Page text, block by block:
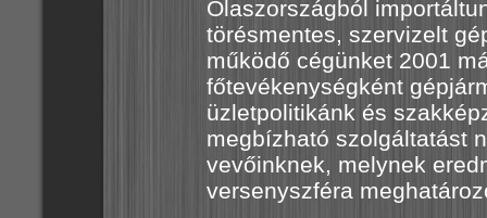
Olaszországból
törésmentes, szervizelt
működő cégünket 2001
főtevékenységként
üzletpolitikánk és
megbízható szolgáltatást
vevőinknek, melynek
versenyszféra